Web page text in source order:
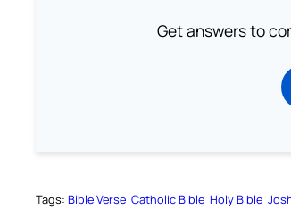
Get answers to
Tags: Bible Verse Catholic Bible Holy Bible